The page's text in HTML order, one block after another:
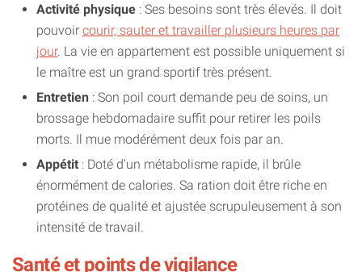
Activité physique : Ses besoins sont très élevés. Il doit
pouvoir courir, sauter et travailler plusieurs heures par
jour. La vie en appartement est possible uniquement si
le maître est un grand sportif très présent.
Entretien : Son poil court demande peu de soins, un
brossage hebdomadaire suffit pour retirer les poils
morts. Il mue modérément deux fois par an.
Appétit : Doté d'un métabolisme rapide, il brûle
énormément de calories. Sa ration doit être riche en
protéines de qualité et ajustée scrupuleusement à son
intensité de travail.
Santé et points de vigilance